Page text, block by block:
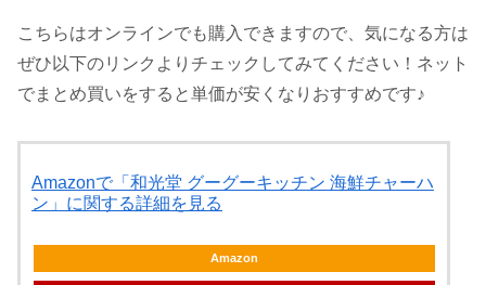
こちらはオンラインでも購入できますので、気になる方は
ぜひ以下のリンクよりチェックしてみてください！ネット
でまとめ買いをすると単価が安くなりおすすめです♪
Amazonで「和光堂 グーグーキッチン 海鮮チャーハ
ン」に関する詳細を見る
Amazon